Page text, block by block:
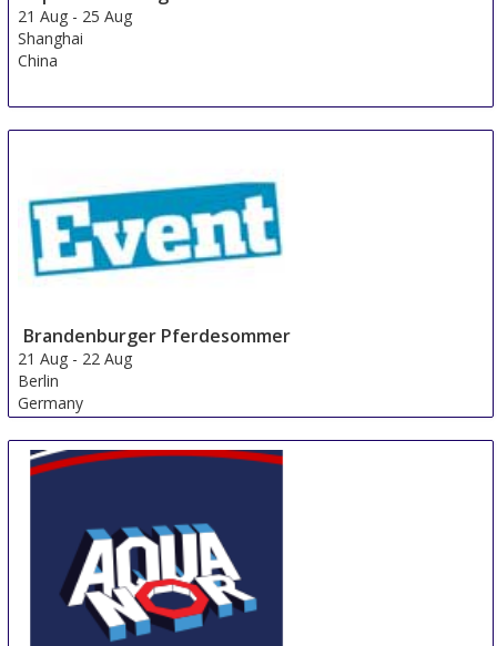
21 Aug - 25 Aug
Shanghai
China
Brandenburger Pferdesommer
21 Aug - 22 Aug
Berlin
Germany